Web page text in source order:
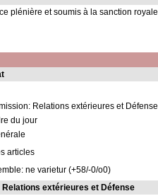
plénière et soumis à la sanction royale
Relations extérieures et Défense
du jour
articles
ne varietur (+58/-0/o0)
extérieures et Défense